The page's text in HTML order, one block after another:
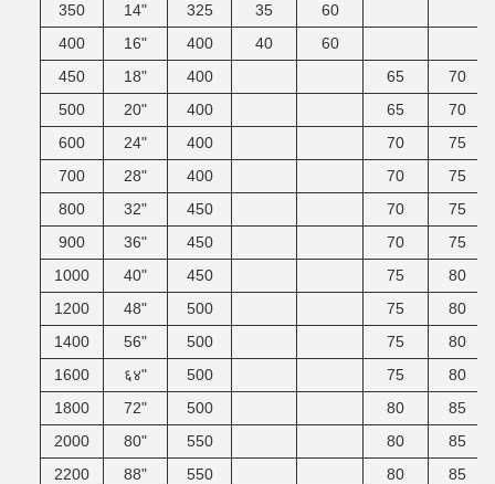
350
14" 325 35
60
400
16" 400 40
60
450
18" 400 65
70
500
20" 400 65
70
600
24" 400 70
75
700
28" 400 70
75
800
32" 450 70
75
900
36" 450 70
75
1000
40" 450 75
80
1200
48" 500 75
80
1400
56" 500 75
80
1600
६४" 500 75
80
1800
72" 500 80
85
2000
80" 550 80
85
2200
88" 550 80
85